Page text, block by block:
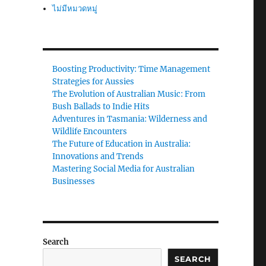
ไม่มีหมวดหมู่
Boosting Productivity: Time Management
Strategies for Aussies
The Evolution of Australian Music: From
Bush Ballads to Indie Hits
Adventures in Tasmania: Wilderness and
Wildlife Encounters
The Future of Education in Australia:
Innovations and Trends
Mastering Social Media for Australian
Businesses
Search
SEARCH